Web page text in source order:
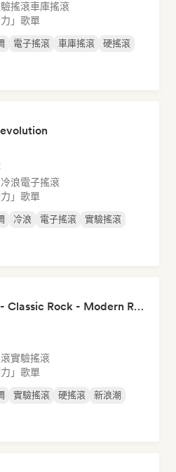
搖滾車庫搖滾
」歌單
電子搖滾 車庫搖滾
硬搖滾
冷浪電子搖滾
」歌單
冷浪 電子搖滾
實驗搖滾
Rock Music - Classic Rock - Modern Rock
實驗搖滾
」歌單
實驗搖滾 硬搖滾
新浪潮